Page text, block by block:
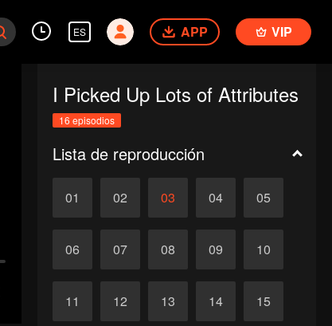
ES APP VIP
I Picked Up Lots of Attributes
16 episodios
Lista de reproducción
01 02 03 04 05
06 07 08 09 10
11 12 13 14 15